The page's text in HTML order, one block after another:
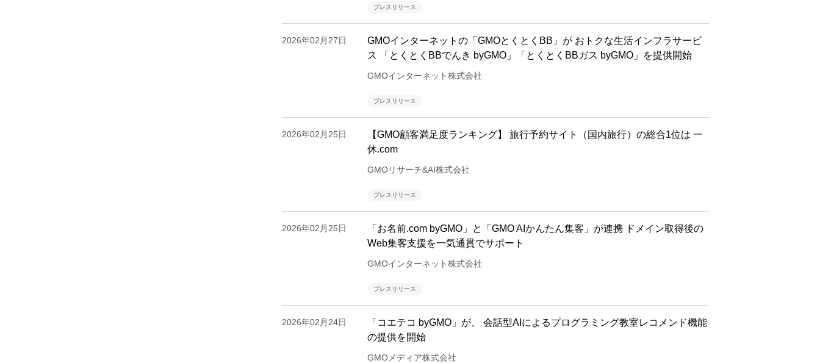
プレスリリース
2026年02月27日
GMOインターネットの「GMOとくとくBB」が おトクな生活インフラサービ
ス 「とくとくBBでんき byGMO」「とくとくBBガス byGMO」を提供開始
GMOインターネット株式会社
プレスリリース
2026年02月25日
【GMO顧客満足度ランキング】 旅行予約サイト（国内旅行）の総合1位は 一
休.com
GMOリサーチ&AI株式会社
プレスリリース
2026年02月25日
「お名前.com byGMO」と「GMO AIかんたん集客」が連携 ドメイン取得後の
Web集客支援を一気通貫でサポート
GMOインターネット株式会社
プレスリリース
2026年02月24日
「コエテコ byGMO」が、 会話型AIによるプログラミング教室レコメンド機能
の提供を開始
GMOメディア株式会社